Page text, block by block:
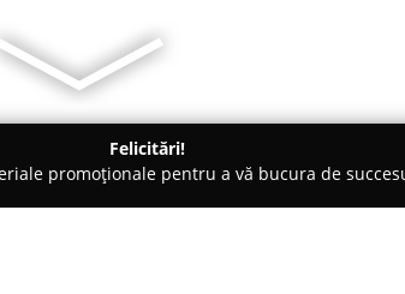
Felicitări!
promoționale pentru a vă bucura de